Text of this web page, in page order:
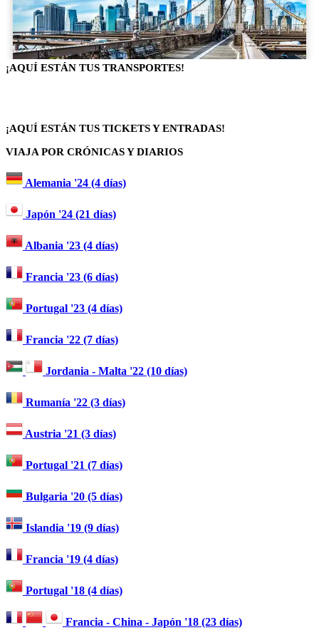
¡AQUÍ ESTÁN TUS TRANSPORTES!
¡AQUÍ ESTÁN TUS TICKETS Y ENTRADAS!
VIAJA POR CRÓNICAS Y DIARIOS
Alemania '24 (4 días)
Japón '24 (21 días)
Albania '23 (4 días)
Francia '23 (6 días)
Portugal '23 (4 días)
Francia '22 (7 días)
Jordania - Malta '22 (10 días)
Rumanía '22 (3 días)
Austria '21 (3 días)
Portugal '21 (7 días)
Bulgaria '20 (5 días)
Islandia '19 (9 días)
Francia '19 (4 días)
Portugal '18 (4 días)
Francia - China - Japón '18 (23 días)